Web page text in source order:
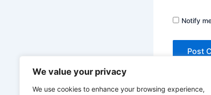
We value your privacy
We use cookies to enhance your browsing experience,
Notify